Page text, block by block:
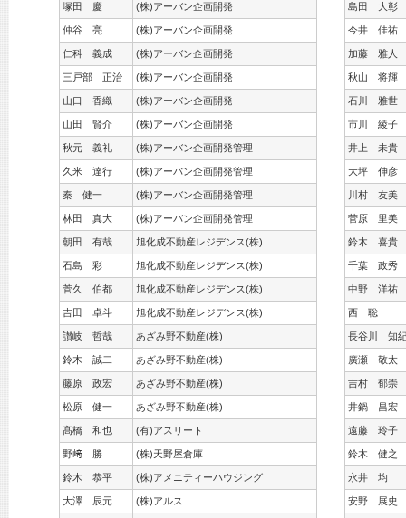
塚田 慶 (株)アーバン企画開発
仲谷 亮 (株)アーバン企画開発
仁科 義成 (株)アーバン企画開発
三戸部 正治 (株)アーバン企画開発
山口 香織 (株)アーバン企画開発
山田 賢介 (株)アーバン企画開発
秋元 義礼 (株)アーバン企画開発管理
久米 達行 (株)アーバン企画開発管理
秦 健一 (株)アーバン企画開発管理
林田 真大 (株)アーバン企画開発管理
朝田 有哉 旭化成不動産レジデンス(株)
石島 彩 旭化成不動産レジデンス(株)
菅久 伯都 旭化成不動産レジデンス(株)
吉田 卓斗 旭化成不動産レジデンス(株)
讃岐 哲哉 あざみ野不動産(株)
鈴木 誠二 あざみ野不動産(株)
藤原 政宏 あざみ野不動産(株)
松原 健一 あざみ野不動産(株)
髙橋 和也 (有)アスリート
野﨑 勝 (株)天野屋倉庫
鈴木 恭平 (株)アメニティーハウジング
大澤 辰元 (株)アルス
島田 大彰
今井 佳祐
加藤 雅人
秋山 将輝
石川 雅世
市川 綾子
井上 未貴
大坪 伸彦
川村 友美
菅原 里美
鈴木 喜貴
千葉 政秀
中野 洋祐
西 聡
長谷川 知
廣瀬 敬太
吉村 郁崇
井鍋 昌宏
遠藤 玲子
鈴木 健之
永井 均
安野 展史